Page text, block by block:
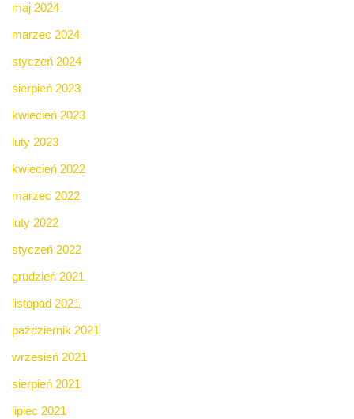
maj 2024
marzec 2024
styczeń 2024
sierpień 2023
kwiecień 2023
luty 2023
kwiecień 2022
marzec 2022
luty 2022
styczeń 2022
grudzień 2021
listopad 2021
październik 2021
wrzesień 2021
sierpień 2021
lipiec 2021